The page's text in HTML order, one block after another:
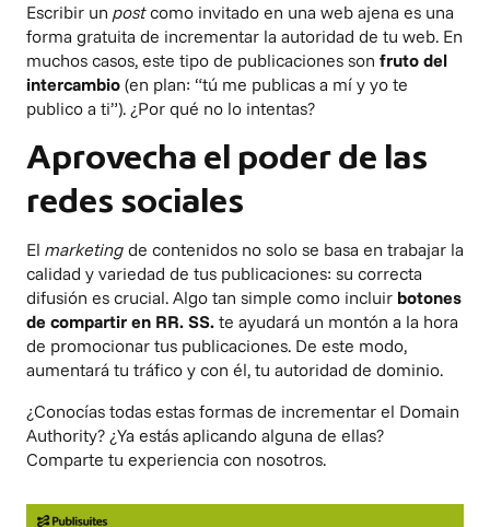
Escribir un postcomo invitado en una web ajena es una
forma gratuita de incrementar la autoridad de tu web. En
muchos casos, este tipo de publicaciones son fruto del
intercambio (en plan: “tú me publicas a mí y yo te
publico a ti”). ¿Por qué no lo intentas?
Aprovecha el poder de las
redes sociales
El marketing de contenidos no solo se basa en trabajar la
calidad y variedad de tus publicaciones: su correcta
difusión es crucial. Algo tan simple como incluir botones
de compartir en RR. SS. te ayudará un montón a la hora
de promocionar tus publicaciones. De este modo,
aumentará tu tráfico y con él, tu autoridad de dominio.
¿Conocías todas estas formas de incrementar el Domain
Authority? ¿Ya estás aplicando alguna de ellas?
Comparte tu experiencia con nosotros.